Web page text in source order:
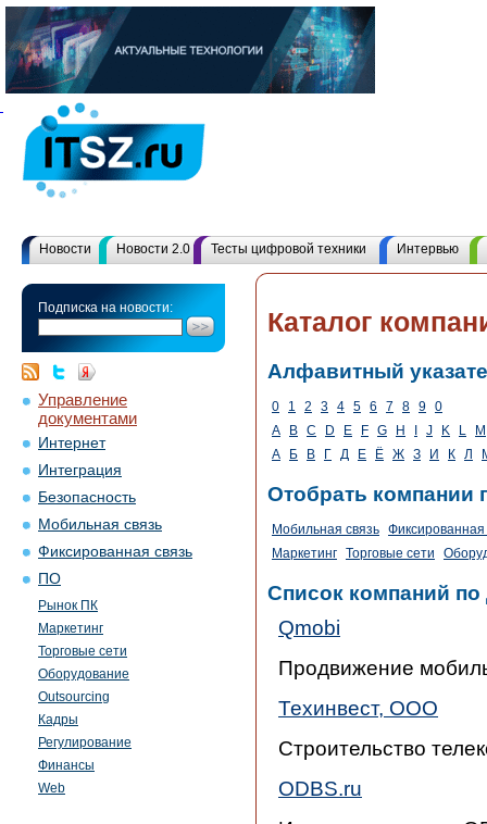
Новости Новости 2.0 Тесты цифровой техники Интервью
Подписка на новости:
Управление
документами
Интернет
Интеграция
Безопасность
Мобильная связь
Фиксированная связь
ПО
Рынок ПК
Маркетинг
Торговые сети
Оборудование
Outsourcing
Кадры
Регулирование
Финансы
Web
Каталог
Алфавитный
0 1 2 3 4 5 6 7 8 9 0
A
B C D E F G H J K L
M
А
Б В Г Д Е Ё Ж З И К Л
Отобрать компании
Мобильная связь Фиксированная
Маркетинг Торговые сети
Список компаний по
Qmobi
Продвижение
Техинвест, ООО
Строительство
ODBS.ru